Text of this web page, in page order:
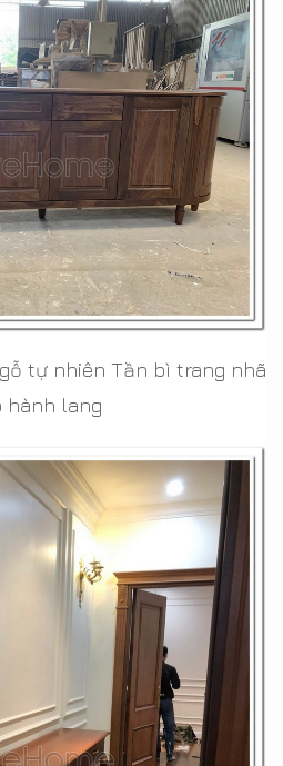
tự nhiên Tần bì trang nhã
hành lang